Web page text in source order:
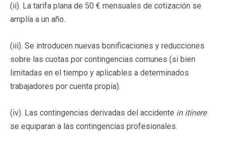
(ii). La tarifa plana de 50 € mensuales de cotización se
amplía a un año.
(iii). Se introducen nuevas bonificaciones y reducciones
sobre las cuotas por contingencias comunes (si bien
limitadas en el tiempo y aplicables a determinados
trabajadores por cuenta propia).
(iv). Las contingencias derivadas del accidente in itínere
se equiparan a las contingencias profesionales.